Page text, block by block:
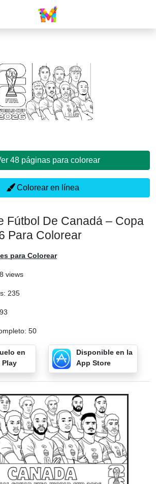
Ver 48 páginas para colorear
Colorear en línea
Fútbol De Canadá – Copa
Para Colorear
para Colorear
views
235
50
en
Play
Disponible en la
App Store